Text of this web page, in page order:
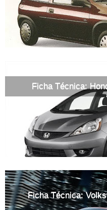
Ficha Técnica:
Ficha Técnica: